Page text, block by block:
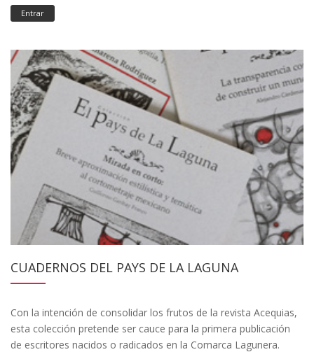
Entrar
CUADERNOS DEL PAYS DE LA LAGUNA
Con la intención de consolidar los frutos de la revista Acequias,
esta colección pretende ser cauce para la primera publicación
de escritores nacidos o radicados en la Comarca Lagunera.